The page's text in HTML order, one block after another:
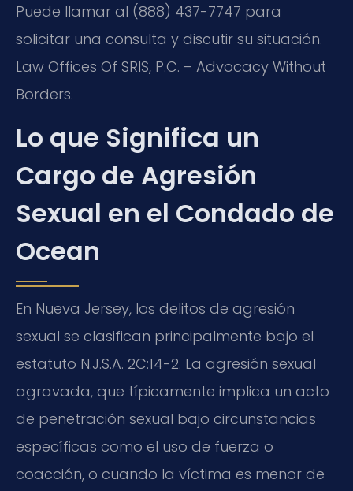
Puede llamar al (888) 437-7747 para
solicitar una consulta y discutir su situación.
Law Offices Of SRIS, P.C. – Advocacy Without
Borders.
Lo que Significa un
Cargo de Agresión
Sexual en el Condado de
Ocean
En Nueva Jersey, los delitos de agresión
sexual se clasifican principalmente bajo el
estatuto N.J.S.A. 2C:14-2. La agresión sexual
agravada, que típicamente implica un acto
de penetración sexual bajo circunstancias
específicas como el uso de fuerza o
coacción, o cuando la víctima es menor de